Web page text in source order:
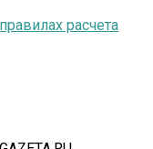
расчета